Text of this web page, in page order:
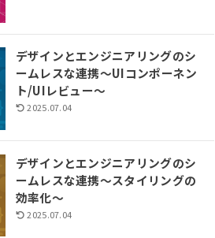
デザインとエンジニアリングのシ
ームレスな連携〜UIコンポーネン
ト/UIレビュー〜
2025.07.04
デザインとエンジニアリングのシ
ームレスな連携〜スタイリングの
効率化〜
2025.07.04